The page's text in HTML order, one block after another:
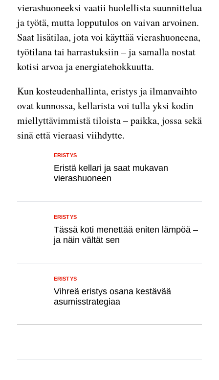
vierashuoneeksi vaatii huolellista suunnittelua
ja työtä, mutta lopputulos on vaivan arvoinen.
Saat lisätilaa, jota voi käyttää vierashuoneena,
työtilana tai harrastuksiin – ja samalla nostat
kotisi arvoa ja energiatehokkuutta.
Kun kosteudenhallinta, eristys ja ilmanvaihto
ovat kunnossa, kellarista voi tulla yksi kodin
miellyttävimmistä tiloista – paikka, jossa sekä
sinä että vieraasi viihdytte.
Eristä kellari ja saat mukavan
vierashuoneen
ERISTYS
Tässä koti menettää eniten lämpöä –
ja näin vältät sen
ERISTYS
Vihreä eristys osana kestävää
asumisstrategiaa
ERISTYS